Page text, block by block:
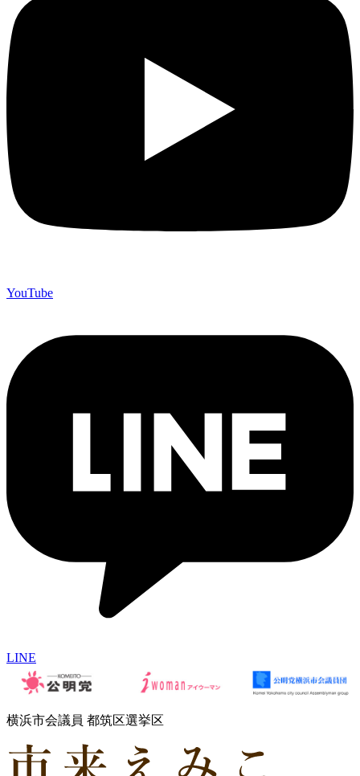
YouTube
LINE
横浜市会議員 都筑区選挙区